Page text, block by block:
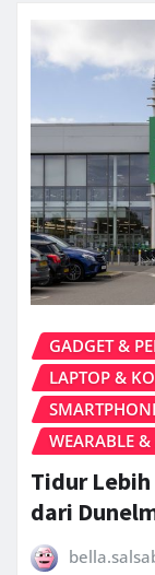
GADGET &
LAPTOP &
WEARABLE &
Tidur
dari